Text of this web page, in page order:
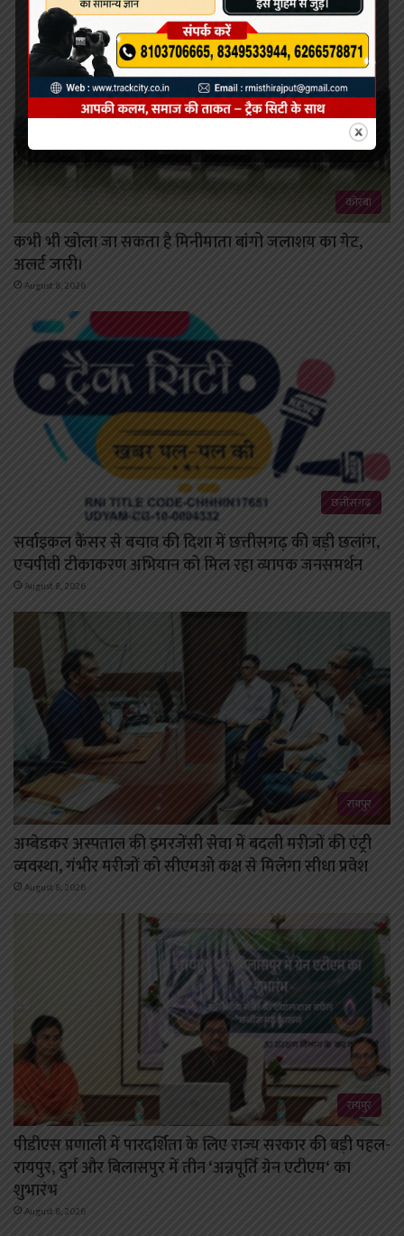
कोरबा
कभी भी खोला जा सकता है मिनीमाता बांगो जलाशय का गेट,
अलर्ट जारी।
August 8, 2026
छत्तीसगढ़
सर्वाइकल कैंसर से बचाव की दिशा में छत्तीसगढ़ की बड़ी छलांग,
एचपीवी टीकाकरण अभियान को मिल रहा व्यापक जनसमर्थन
August 8, 2026
रायपुर
अम्बेडकर अस्पताल की इमरजेंसी सेवा में बदली मरीजों की एंट्री
व्यवस्था, गंभीर मरीजों को सीएमओ कक्ष से मिलेगा सीधा प्रवेश
August 8, 2026
रायपुर
पीडीएस प्रणाली में पारदर्शिता के लिए राज्य सरकार की बड़ी पहल-
रायपुर, दुर्ग और बिलासपुर में तीन ‘अन्नपूर्ति ग्रेन एटीएम‘ का
शुभारंभ
August 8, 2026